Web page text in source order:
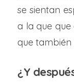
se sientan
a la que que
que
¿Y